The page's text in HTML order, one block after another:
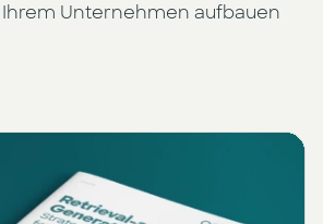
Unternehmen aufbauen